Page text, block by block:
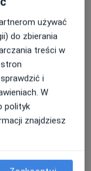
używać
do zbierania
treści w
i
W
polityk
znajdziesz